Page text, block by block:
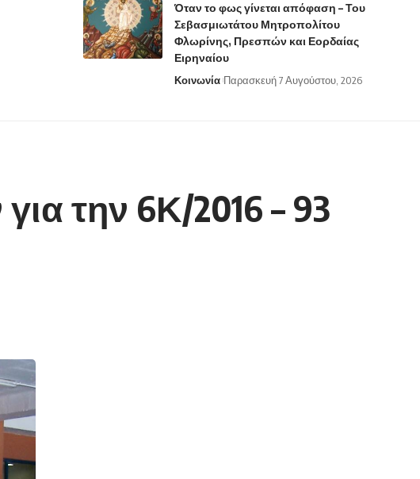
Όταν το φως γίνεται απόφαση – Του
Σεβασμιωτάτου Μητροπολίτου
Φλωρίνης, Πρεσπών και Εορδαίας
Ειρηναίου
Κοινωνία Παρασκευή 7 Αυγούστου, 2026
την 6Κ/2016 – 93